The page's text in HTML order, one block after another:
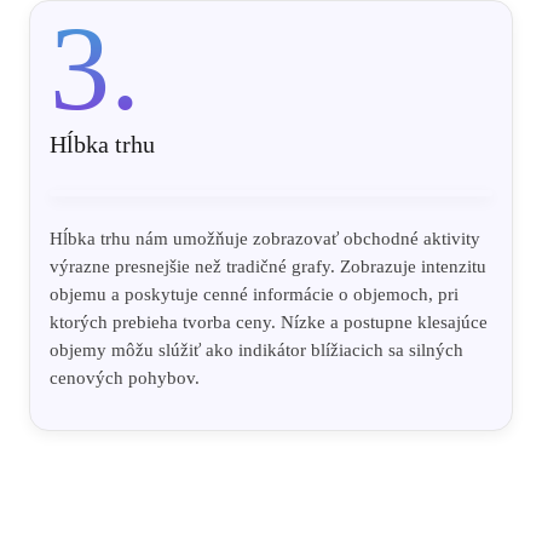
3.
Hĺbka trhu
Hĺbka trhu nám umožňuje zobrazovať obchodné aktivity
výrazne presnejšie než tradičné grafy. Zobrazuje intenzitu
objemu a poskytuje cenné informácie o objemoch, pri
ktorých prebieha tvorba ceny. Nízke a postupne klesajúce
objemy môžu slúžiť ako indikátor blížiacich sa silných
cenových pohybov.